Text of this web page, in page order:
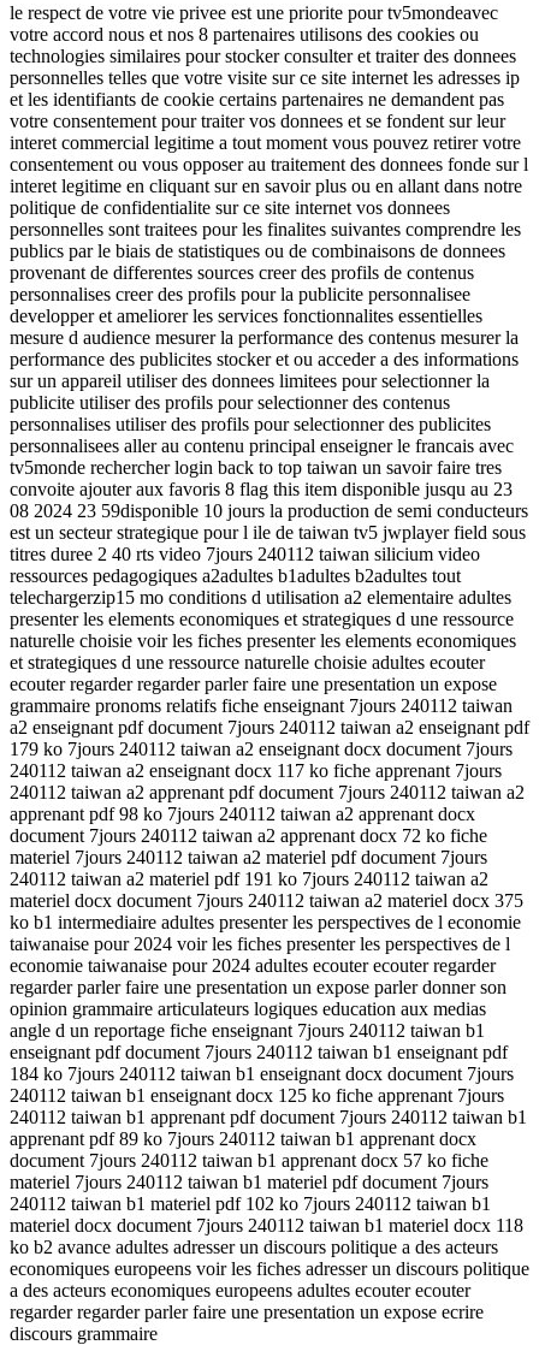
le respect de votre vie privee est une priorite pour tv5mondeavec
votre accord nous et nos 8 partenaires utilisons des cookies ou
technologies similaires pour stocker consulter et traiter des donnees
personnelles telles que votre visite sur ce site internet les adresses ip
et les identifiants de cookie certains partenaires ne demandent pas
votre consentement pour traiter vos donnees et se fondent sur leur
interet commercial legitime a tout moment vous pouvez retirer votre
consentement ou vous opposer au traitement des donnees fonde sur l
interet legitime en cliquant sur en savoir plus ou en allant dans notre
politique de confidentialite sur ce site internet vos donnees
personnelles sont traitees pour les finalites suivantes comprendre les
publics par le biais de statistiques ou de combinaisons de donnees
provenant de differentes sources creer des profils de contenus
personnalises creer des profils pour la publicite personnalisee
developper et ameliorer les services fonctionnalites essentielles
mesure d audience mesurer la performance des contenus mesurer la
performance des publicites stocker et ou acceder a des informations
sur un appareil utiliser des donnees limitees pour selectionner la
publicite utiliser des profils pour selectionner des contenus
personnalises utiliser des profils pour selectionner des publicites
personnalisees aller au contenu principal enseigner le francais avec
tv5monde rechercher login back to top taiwan un savoir faire tres
convoite ajouter aux favoris 8 flag this item disponible jusqu au 23
08 2024 23 59disponible 10 jours la production de semi conducteurs
est un secteur strategique pour l ile de taiwan tv5 jwplayer field sous
titres duree 2 40 rts video 7jours 240112 taiwan silicium video
ressources pedagogiques a2adultes b1adultes b2adultes tout
telechargerzip15 mo conditions d utilisation a2 elementaire adultes
presenter les elements economiques et strategiques d une ressource
naturelle choisie voir les fiches presenter les elements economiques
et strategiques d une ressource naturelle choisie adultes ecouter
ecouter regarder regarder parler faire une presentation un expose
grammaire pronoms relatifs fiche enseignant 7jours 240112 taiwan
a2 enseignant pdf document 7jours 240112 taiwan a2 enseignant pdf
179 ko 7jours 240112 taiwan a2 enseignant docx document 7jours
240112 taiwan a2 enseignant docx 117 ko fiche apprenant 7jours
240112 taiwan a2 apprenant pdf document 7jours 240112 taiwan a2
apprenant pdf 98 ko 7jours 240112 taiwan a2 apprenant docx
document 7jours 240112 taiwan a2 apprenant docx 72 ko fiche
materiel 7jours 240112 taiwan a2 materiel pdf document 7jours
240112 taiwan a2 materiel pdf 191 ko 7jours 240112 taiwan a2
materiel docx document 7jours 240112 taiwan a2 materiel docx 375
ko b1 intermediaire adultes presenter les perspectives de l economie
taiwanaise pour 2024 voir les fiches presenter les perspectives de l
economie taiwanaise pour 2024 adultes ecouter ecouter regarder
regarder parler faire une presentation un expose parler donner son
opinion grammaire articulateurs logiques education aux medias
angle d un reportage fiche enseignant 7jours 240112 taiwan b1
enseignant pdf document 7jours 240112 taiwan b1 enseignant pdf
184 ko 7jours 240112 taiwan b1 enseignant docx document 7jours
240112 taiwan b1 enseignant docx 125 ko fiche apprenant 7jours
240112 taiwan b1 apprenant pdf document 7jours 240112 taiwan b1
apprenant pdf 89 ko 7jours 240112 taiwan b1 apprenant docx
document 7jours 240112 taiwan b1 apprenant docx 57 ko fiche
materiel 7jours 240112 taiwan b1 materiel pdf document 7jours
240112 taiwan b1 materiel pdf 102 ko 7jours 240112 taiwan b1
materiel docx document 7jours 240112 taiwan b1 materiel docx 118
ko b2 avance adultes adresser un discours politique a des acteurs
economiques europeens voir les fiches adresser un discours politique
a des acteurs economiques europeens adultes ecouter ecouter
regarder regarder parler faire une presentation un expose ecrire
discours grammaire